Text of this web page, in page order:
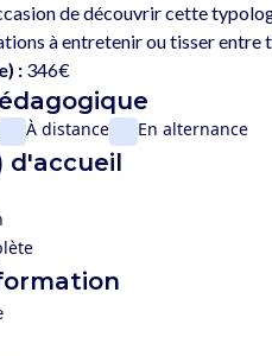
de découvrir cette
: 346€
À distance En alternance
d'accueil